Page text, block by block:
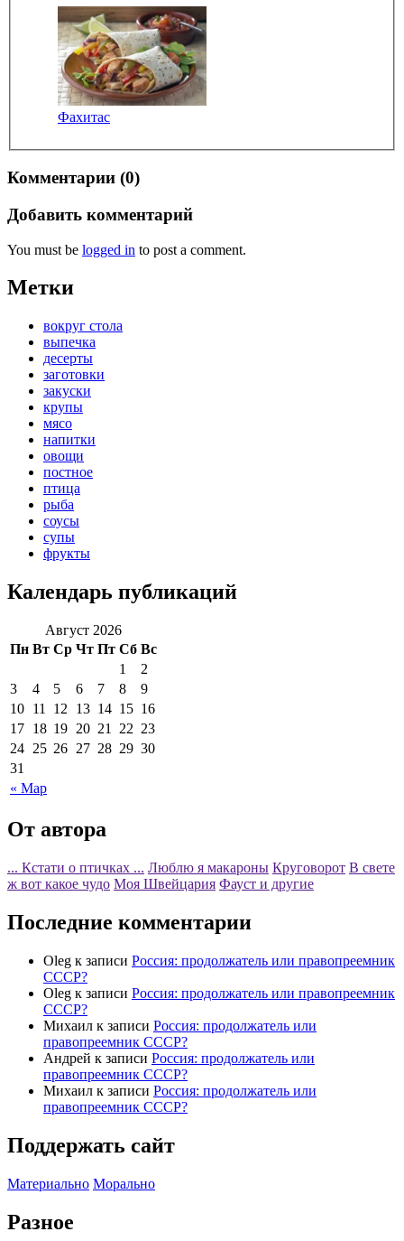
Фахитас
Комментарии (0)
Добавить комментарий
You must be logged in to post a comment.
Метки
вокруг стола
выпечка
десерты
заготовки
закуски
крупы
мясо
напитки
овощи
постное
птица
рыба
соусы
супы
фрукты
Календарь публикаций
Август 2026
Пн Вт Ср Чт Пт Сб Вс
« Мар
1
2
3
4 5 6 7 8
9
10 11 12 13 14 15 16
17 18 19 20 21 22 23
24 25 26 27 28 29 30
31
От автора
... Кстати о птичках ... Люблю я макароны Круговорот В свете
ж вот какое чудо Моя Швейцария Фауст и другие
Последние комментарии
Oleg к записи Россия: продолжатель или правопреемник
СССР?
Oleg к записи Россия: продолжатель или правопреемник
СССР?
Михаил к записи Россия: продолжатель или
правопреемник СССР?
Андрей к записи Россия: продолжатель или
правопреемник СССР?
Михаил к записи Россия: продолжатель или
правопреемник СССР?
Поддержать сайт
Материально Морально
Разное